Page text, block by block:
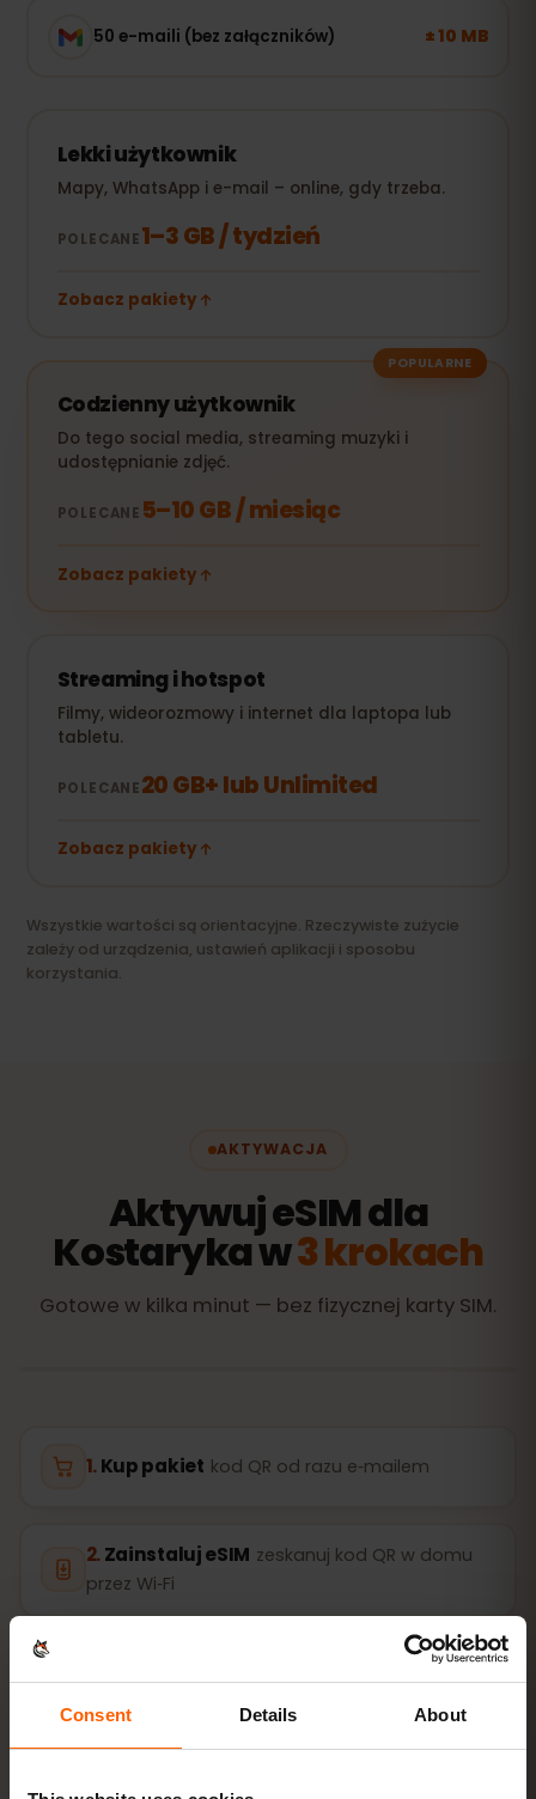
Consent Details About
50 e-maili (bez załączników) ± 10 MB
Lekki użytkownik
Mapy, WhatsApp i e-mail – online, gdy trzeba.
POLECANE1–3 GB / tydzień
Zobacz pakiety
POPULARNE
Codzienny użytkownik
Do tego social media, streaming muzyki i
udostępnianie zdjęć.
POLECANE 5–10 GB / miesiąc
Zobacz pakiety
Streaming i hotspot
Filmy, wideorozmowy i internet dla laptopa lub
tabletu.
POLECANE20 GB+ lub Unlimited
Zobacz pakiety
Wszystkie wartości są orientacyjne. Rzeczywiste zużycie
zależy od urządzenia, ustawień aplikacji i sposobu
korzystania.
AKTYWACJA
Aktywuj eSIM dla
Kostaryka w3 krokach
Gotowe w kilka minut — bez fizycznej karty SIM.
Kup pakiet kod QR od razu e‑mailem
Zainstaluj eSIM zeskanuj kod QR w domu
przez Wi‑Fi
włącz roaming danych w
→ Sieć komórkowa → Dodaj eSIM